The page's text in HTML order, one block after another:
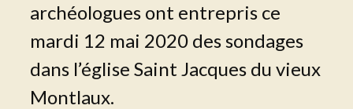
archéologues ont entrepris ce
mardi 12 mai 2020 des sondages
dans l’église Saint Jacques du vieux
Montlaux.